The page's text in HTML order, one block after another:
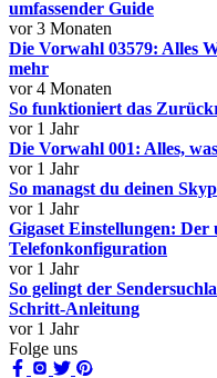
umfassender Guide
vor 3 Monaten
Die Vorwahl 03579: Alles
mehr
vor 4 Monaten
So funktioniert das
vor 1 Jahr
Die Vorwahl 001: Alles,
vor 1 Jahr
So managst du deinen
vor 1 Jahr
Gigaset Einstellungen:
Telefonkonfiguration
vor 1 Jahr
So gelingt der
Schritt-Anleitung
vor 1 Jahr
Folge uns